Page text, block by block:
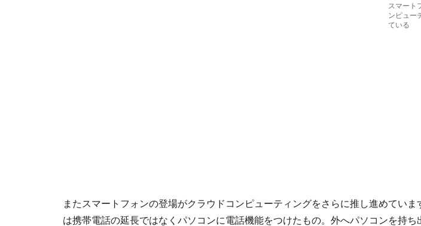
スマート
ンピュー
ている
またスマートフォンの登場がクラウドコンピューティングをさらに推し進めていま
は携帯電話の延長ではなくパソコンに電話機能をつけたもの。外へパソコンを持ち